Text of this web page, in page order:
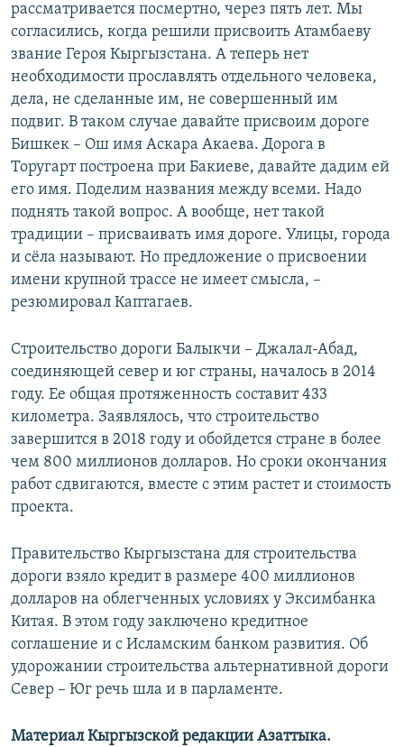
рассматривается посмертно, через пять лет. Мы
согласились, когда решили присвоить Атамбаеву
звание Героя Кыргызстана. А теперь нет
необходимости прославлять отдельного человека,
дела, не сделанные им, не совершенный им
подвиг. В таком случае давайте присвоим дороге
Бишкек – Ош имя Аскара Акаева. Дорога в
Торугарт построена при Бакиеве, давайте дадим ей
его имя. Поделим названия между всеми. Надо
поднять такой вопрос. А вообще, нет такой
традиции – присваивать имя дороге. Улицы, города
и сёла называют. Но предложение о присвоении
имени крупной трассе не имеет смысла, –
резюмировал Каптагаев.
Строительство дороги Балыкчи – Джалал-Абад,
соединяющей север и юг страны, началось в 2014
году. Ее общая протяженность составит 433
километра. Заявлялось, что строительство
завершится в 2018 году и обойдется стране в более
чем 800 миллионов долларов. Но сроки окончания
работ сдвигаются, вместе с этим растет и стоимость
проекта.
Правительство Кыргызстана для строительства
дороги взяло кредит в размере 400 миллионов
долларов на облегченных условиях у Эксимбанка
Китая. В этом году заключено кредитное
соглашение и с Исламским банком развития. Об
удорожании строительства альтернативной дороги
Север – Юг речь шла и в парламенте.
Материал Кыргызской редакции Азаттыка.